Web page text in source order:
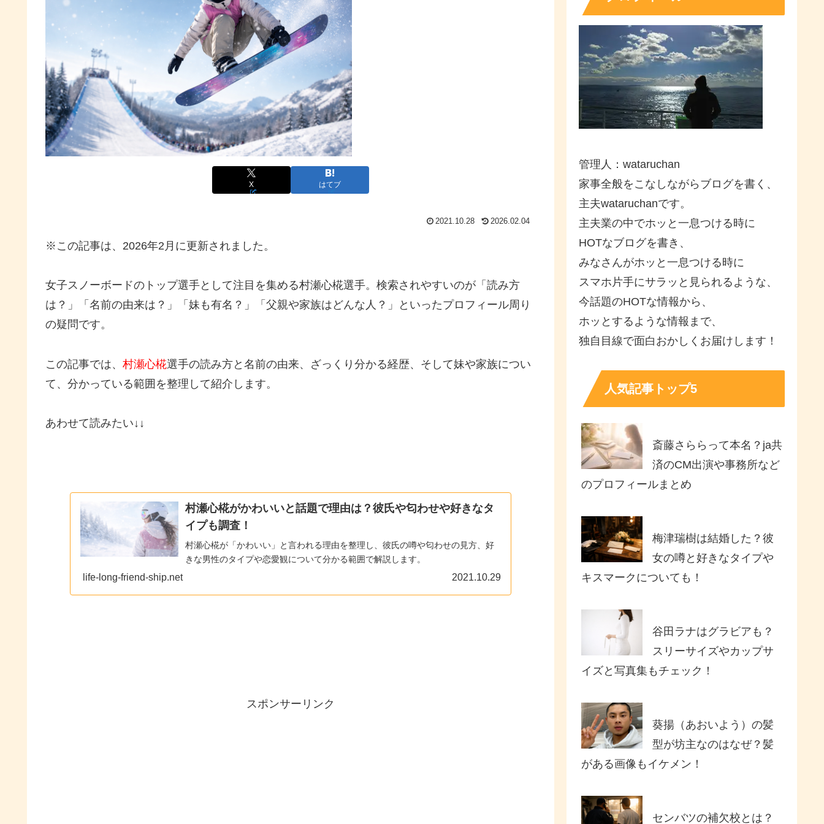
X はてブ
2021.10.28 2026.02.04
※この記事は、2026年2月に更新されました。
女子スノーボードのトップ選手として注目を集める村瀬心椛選手。検索されやすいのが「読み方
は？」「名前の由来は？」「妹も有名？」「父親や家族はどんな人？」といったプロフィール周り
の疑問です。
この記事では、 村瀬心椛選手の読み方と名前の由来、ざっくり分かる経歴、そして妹や家族につい
て、分かっている範囲を整理して紹介します。
あわせて読みたい↓↓
村瀬心椛がかわいいと話題で理由は？彼氏や匂わせや好きなタ
イプも調査！
村瀬心椛が「かわいい」と言われる理由を整理し、彼氏の噂や匂わせの見方、好
きな男性のタイプや恋愛観について分かる範囲で解説します。
life-long-friend-ship.net 2021.10.29
スポンサーリンク
管理人：wataruchan
家事全般をこなしながらブログを書く、
主夫wataruchanです。
主夫業の中でホッと一息つける時に
HOTなブログを書き、
みなさんがホッと一息つける時に
スマホ片手にサラッと見られるような、
今話題のHOTな情報から、
ホッとするような情報まで、
独自目線で面白おかしくお届けします！
人気記事トップ5
斎藤さららって本名？ja共
済のCM出演や事務所など
のプロフィールまとめ
梅津瑞樹は結婚した？彼
女の噂と好きなタイプや
キスマークについても！
谷田ラナはグラビアも？
スリーサイズやカップサ
イズと写真集もチェック！
葵揚（あおいよう）の髪
型が坊主なのはなぜ？髪
がある画像もイケメン！
センバツの補欠校とは？